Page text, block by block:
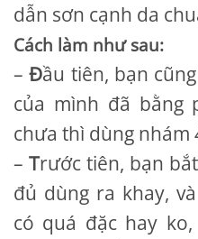
dẫn sơn cạnh da
Cách làm như sau:
–Đầu tiên, bạn
của mình đã bằng
chưa thì dùng nhám
–Trước tiên, bạn
đủ dùng ra khay,
có quá đặc hay